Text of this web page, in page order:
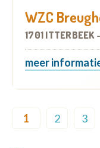
WZC
1701 ITTERBEEK
meer
1 2 3